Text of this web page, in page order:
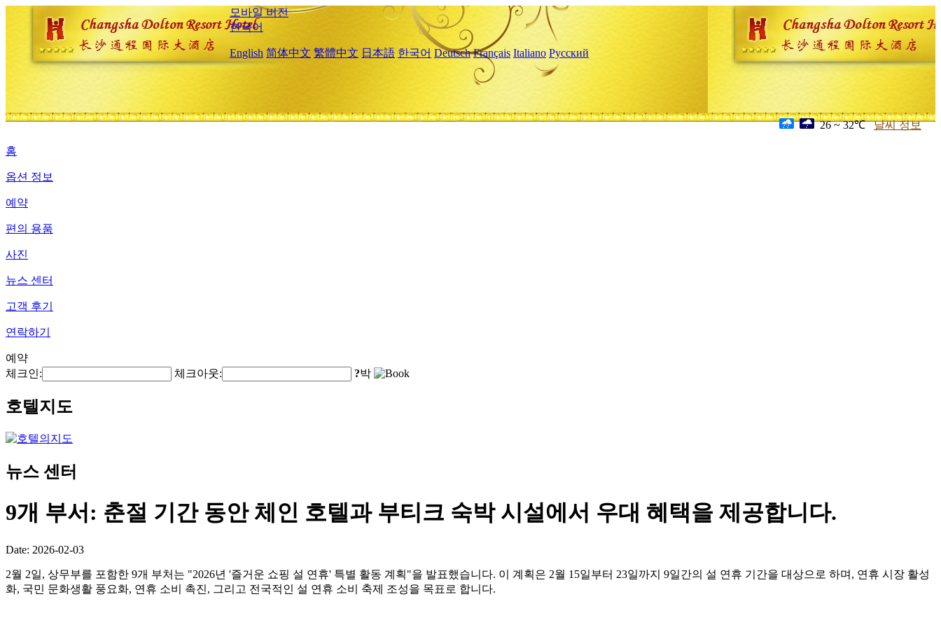
모바일 버전
한국어
English 简体中文 繁體中文 日本語 한국어 Deutsch Français Italiano Русский
26 ~ 32℃ 날씨 정보
홈
옵션 정보
예약
편의 용품
사진
뉴스 센터
고객 후기
연락하기
예약
체크인:
체크아웃: ?박
호텔지도
뉴스 센터
9개 부서: 춘절 기간 동안 체인 호텔과 부티크 숙박 시설에서 우대 혜택을 제공합니다.
Date: 2026-02-03
2월 2일, 상무부를 포함한 9개 부처는 "2026년 '즐거운 쇼핑 설 연휴' 특별 활동 계획"을 발표했습니다. 이 계획은 2월 15일부터 23일까지 9일간의 설 연휴 기간을 대상으로 하며, 연휴 시장 활성
화, 국민 문화생활 풍요화, 연휴 소비 촉진, 그리고 전국적인 설 연휴 소비 축제 조성을 목표로 합니다.